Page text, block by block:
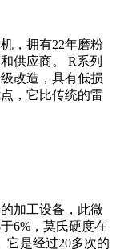
，拥有22年磨粉
供应商。 R系列
改造，具有低损
，它比传统的雷
加工设备，此微
6%，莫氏硬度在
它是经过20多次的